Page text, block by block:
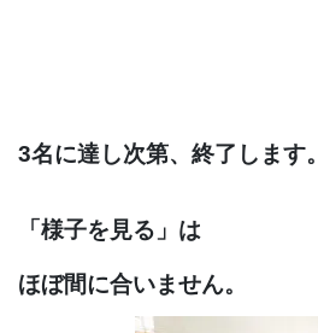
3名に達し次第、終了します。
「様子を見る」は
ほぼ間に合いません。